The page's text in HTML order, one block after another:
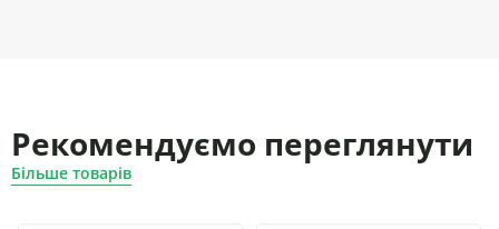
Рекомендуємо переглянути
Більше товарів